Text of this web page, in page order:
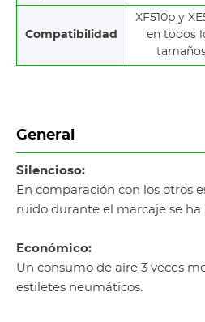
Compatibilidad
XF510p y
en todos
General
Silencioso:
En comparación con los otros
ruido durante el marcaje se ha
Económico:
Un consumo de aire 3 veces
estiletes neumáticos.